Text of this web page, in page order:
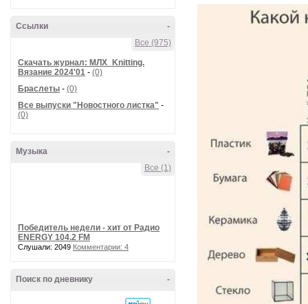
-
Ссылки
Все (975)
Скачать журнал: МЛХ_Knitting.
Вязание 2024'01 - (0)
Браслеты - (0)
Все выпуски "Новостного листка" -
(0)
-
Музыка
Все (1)
Победитель недели - хит от Радио
ENERGY 104.2 FM
Слушали: 2049 Комментарии: 4
-
Поиск по дневнику